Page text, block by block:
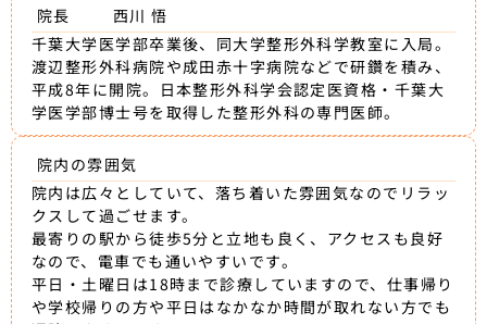
院長
西川 悟
千葉大学医学部卒業後、同大学整形外科学教室に入局。
渡辺整形外科病院や成田赤十字病院などで研鑽を積み、
平成8年に開院。日本整形外科学会認定医資格・千葉大
学医学部博士号を取得した整形外科の専門医師。
院内の雰囲気
院内は広々としていて、落ち着いた雰囲気なのでリラッ
クスして過ごせます。
最寄りの駅から徒歩5分と立地も良く、アクセスも良好
なので、電車でも通いやすいです。
平日・土曜日は18時まで診療していますので、仕事帰り
や学校帰りの方や平日はなかなか時間が取れない方でも